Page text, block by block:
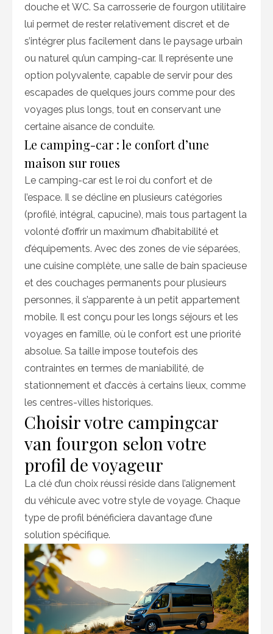
douche et WC. Sa carrosserie de fourgon utilitaire
lui permet de rester relativement discret et de
s’intégrer plus facilement dans le paysage urbain
ou naturel qu’un camping-car. Il représente une
option polyvalente, capable de servir pour des
escapades de quelques jours comme pour des
voyages plus longs, tout en conservant une
certaine aisance de conduite.
Le camping-car : le confort d’une
maison sur roues
Le camping-car est le roi du confort et de
l’espace. Il se décline en plusieurs catégories
(profilé, intégral, capucine), mais tous partagent la
volonté d’offrir un maximum d’habitabilité et
d’équipements. Avec des zones de vie séparées,
une cuisine complète, une salle de bain spacieuse
et des couchages permanents pour plusieurs
personnes, il s’apparente à un petit appartement
mobile. Il est conçu pour les longs séjours et les
voyages en famille, où le confort est une priorité
absolue. Sa taille impose toutefois des
contraintes en termes de maniabilité, de
stationnement et d’accès à certains lieux, comme
les centres-villes historiques.
Choisir votre campingcar
van fourgon selon votre
profil de voyageur
La clé d’un choix réussi réside dans l’alignement
du véhicule avec votre style de voyage. Chaque
type de profil bénéficiera davantage d’une
solution spécifique.